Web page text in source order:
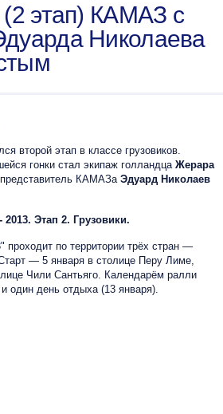
этап) КАМАЗ с
Николаева
второй этап в классе грузовиков.
гонки стал экипаж голландца Жерара
КАМАЗа Эдуард Николаев
2013. Этап 2. Грузовики.
по территории трёх стран —
— 5 января в столице Перу Лиме,
Чили Сантьяго. Календарём ралли
один день отдыха (13 января).